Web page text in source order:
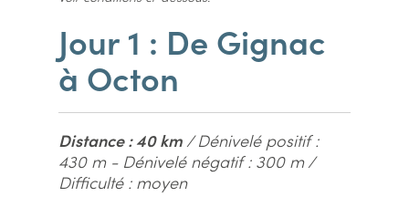
Jour 1 : De Gignac
à Octon
Distance : 40 km/ Dénivelé positif :
430 m - Dénivelé négatif : 300 m /
Difficulté : moyen